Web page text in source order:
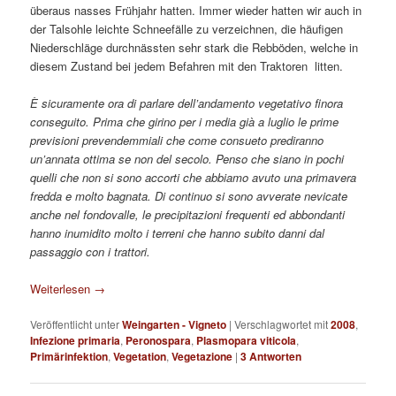
überaus nasses Frühjahr hatten. Immer wieder hatten wir auch in
der Talsohle leichte Schneefälle zu verzeichnen, die häufigen
Niederschläge durchnässten sehr stark die Rebböden, welche in
diesem Zustand bei jedem Befahren mit den Traktoren litten.
È sicuramente ora di parlare dell’andamento vegetativo finora
conseguito. Prima che girino per i media già a luglio le prime
previsioni prevendemmiali che come consueto prediranno
un’annata ottima se non del secolo. Penso che siano in pochi
quelli che non si sono accorti che abbiamo avuto una primavera
fredda e molto bagnata. Di continuo si sono avverate nevicate
anche nel fondovalle, le precipitazioni frequenti ed abbondanti
hanno inumidito molto i terreni che hanno subito danni dal
passaggio con i trattori.
Weiterlesen →
Veröffentlicht unterWeingarten - Vigneto |Verschlagwortet mit2008,
Infezione primaria, Peronospara, Plasmopara viticola,
Primärinfektion,Vegetation,Vegetazione |3Antworten